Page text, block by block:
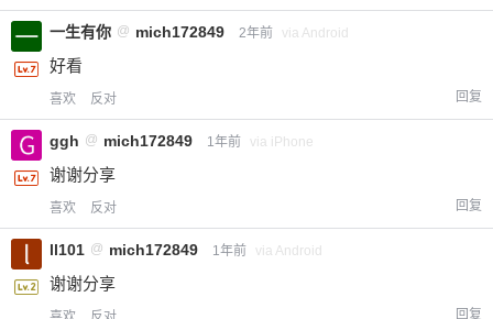
一生有你 @ mich172849 2年前 via Android
好看
喜欢 反对 回复
ggh @ mich172849 1年前 via iPhone
谢谢分享
喜欢 反对 回复
ll101 @ mich172849 1年前 via Android
谢谢分享
回复